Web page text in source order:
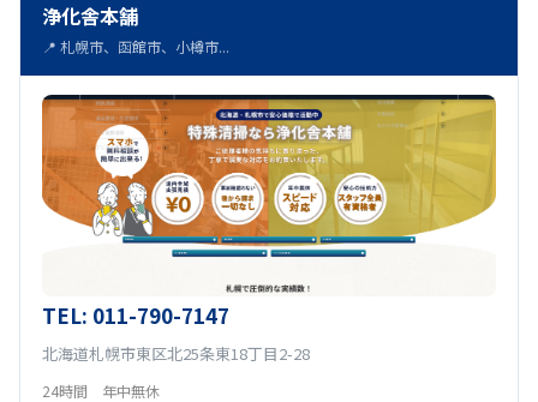
浄化舎本舗
📍 札幌市、函館市、小樽市...
TEL: 011-790-7147
北海道札幌市東区北25条東18丁目2-28
24時間 年中無休